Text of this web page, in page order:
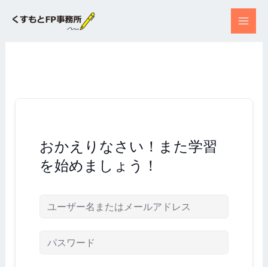
おかえりなさい！また学習
を始めましょう！